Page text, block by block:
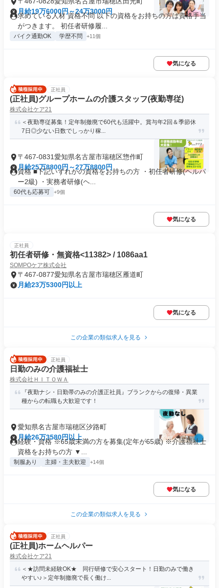
月給19万6000円～24万3000円
求めている人材 資格不問 以下の資格をお持ちの方は資格手当
がつきます。 初任者研修履...
バイク通勤OK 学歴不問 +11個
気になる
正社員
(正社員)グループホームの介護スタッフ(夜勤専従)
株式会社ケア21
＜夜勤専従募集！定年制撤廃で60代も活躍中。賞与年2回＆季節休
7日◎少ない日数でしっかり稼...
〒467-0831愛知県名古屋市瑞穂区惣作町
月給25万8800円～27万8800円
資格 ■下記いずれかの資格をお持ちの方 ・初任者研修(ヘルパ
ー2級) ・実務者研修(ヘ...
60代も応募可 +9個
気になる
正社員
初任者研修・無資格<11382> / 1086aa1
SOMPOケア株式会社
〒467-0877愛知県名古屋市瑞穂区雁道町
月給23万5300円以上
気になる
この企業の類似求人を見る
正社員
日勤のみの介護福祉士
株式会社ＨＩＴＯＷＡ
『夜勤ナシ・日勤帯のみの介護正社員』ブランクからの復帰・異業
種からの転職も大歓迎です！
愛知県名古屋市瑞穂区汐路町
月給26万3580円以上
経験・資格 ※65歳未満の方を募集(定年が65歳) ※介護福祉士
資格をお持ちの方 ▼...
制服あり 主婦・主夫歓迎 +14個
気になる
この企業の類似求人を見る
正社員
(正社員)ホームヘルパー
株式会社ケア21
＜★訪問未経験OK★ 同行研修で安心スタート！日勤のみで働き
やすい♪＞定年制撤廃で長く働け...